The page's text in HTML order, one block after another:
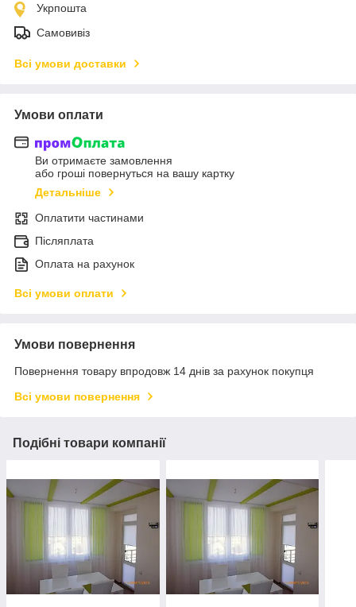
Укрпошта
Самовивіз
Всі умови доставки
Умови оплати
Ви отримаєте замовлення
або гроші повернуться на вашу картку
Детальніше
Оплатити частинами
Післяплата
Оплата на рахунок
Всі умови оплати
Умови повернення
Повернення товару впродовж 14 днів за рахунок покупця
Всі умови повернення
Подібні товари компанії